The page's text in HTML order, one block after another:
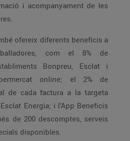
i acompanyament de les
ofereix diferents beneficis a
com el 8% de
Bonpreu, Esclat i
online; el 2% de
de cada factura a la targeta
Energia; i l’App Beneficis
de 200 descomptes, serveis
disponibles.